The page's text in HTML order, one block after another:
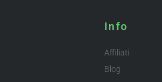
Info
Affiliati
Blog